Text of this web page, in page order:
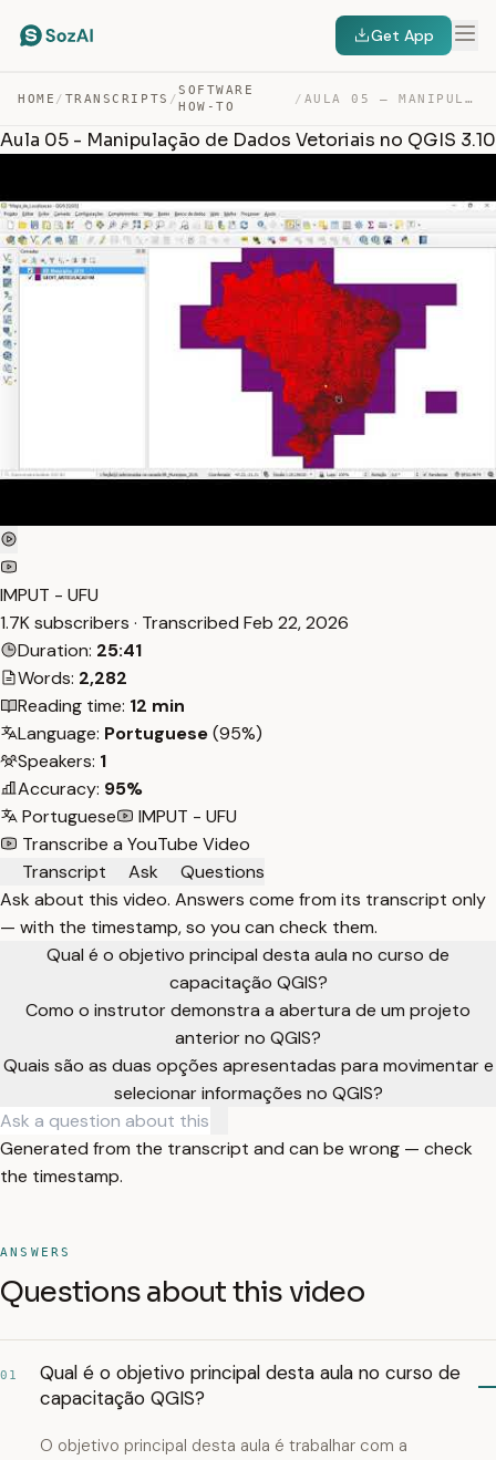
Get App
HOME / TRANSCRIPTS /
SOFTWARE
HOW-TO
/ AULA 05 – MANIPULAÇÃO DE DADOS VETORIAIS NO QGIS 3.10 — TRANSCRIPT
Aula 05 - Manipulação de Dados Vetoriais no QGIS 3.10
IMPUT - UFU
1.7K subscribers · Transcribed Feb 22, 2026
Duration: 25:41
Words: 2,282
Reading time: 12 min
Language: Portuguese(95%)
Speakers: 1
Accuracy: 95%
Portuguese
IMPUT - UFU
Transcribe a YouTube Video
Transcript
Ask
Questions
Ask about this video. Answers come from its transcript only
— with the timestamp, so you can check them.
Qual é o objetivo principal desta aula no curso de
capacitação QGIS?
Como o instrutor demonstra a abertura de um projeto
anterior no QGIS?
Quais são as duas opções apresentadas para movimentar e
selecionar informações no QGIS?
Generated from the transcript and can be wrong — check
the timestamp.
ANSWERS
Questions about this video
01
Qual é o objetivo principal desta aula no curso de
capacitação QGIS?
O objetivo principal desta aula é trabalhar com a